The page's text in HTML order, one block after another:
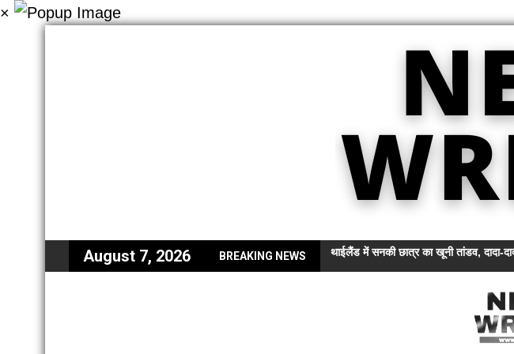
×
August 7, 2026 BREAKING NEWS थाईलैंड में सनकी छात्र का खूनी तांडव, दादा-